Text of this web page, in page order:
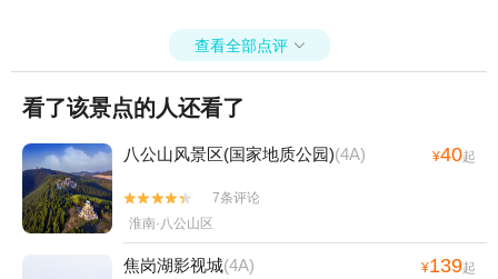
查看全部点评 
看了该景点的人还看了
八公山风景区(国家地质公园)(4A) ¥40起


7条评论
淮南·八公山区
焦岗湖影视城(4A) ¥139起